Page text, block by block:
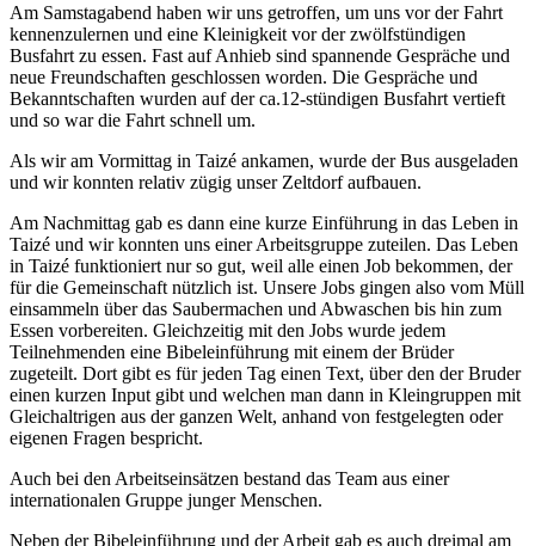
Am Samstagabend haben wir uns getroffen, um uns vor der Fahrt
kennenzulernen und eine Kleinigkeit vor der zwölfstündigen
Busfahrt zu essen. Fast auf Anhieb sind spannende Gespräche und
neue Freundschaften geschlossen worden. Die Gespräche und
Bekanntschaften wurden auf der ca.12-stündigen Busfahrt vertieft
und so war die Fahrt schnell um.
Als wir am Vormittag in Taizé ankamen, wurde der Bus ausgeladen
und wir konnten relativ zügig unser Zeltdorf aufbauen.
Am Nachmittag gab es dann eine kurze Einführung in das Leben in
Taizé und wir konnten uns einer Arbeitsgruppe zuteilen. Das Leben
in Taizé funktioniert nur so gut, weil alle einen Job bekommen, der
für die Gemeinschaft nützlich ist. Unsere Jobs gingen also vom Müll
einsammeln über das Saubermachen und Abwaschen bis hin zum
Essen vorbereiten. Gleichzeitig mit den Jobs wurde jedem
Teilnehmenden eine Bibeleinführung mit einem der Brüder
zugeteilt. Dort gibt es für jeden Tag einen Text, über den der Bruder
einen kurzen Input gibt und welchen man dann in Kleingruppen mit
Gleichaltrigen aus der ganzen Welt, anhand von festgelegten oder
eigenen Fragen bespricht.
Auch bei den Arbeitseinsätzen bestand das Team aus einer
internationalen Gruppe junger Menschen.
Neben der Bibeleinführung und der Arbeit gab es auch dreimal am